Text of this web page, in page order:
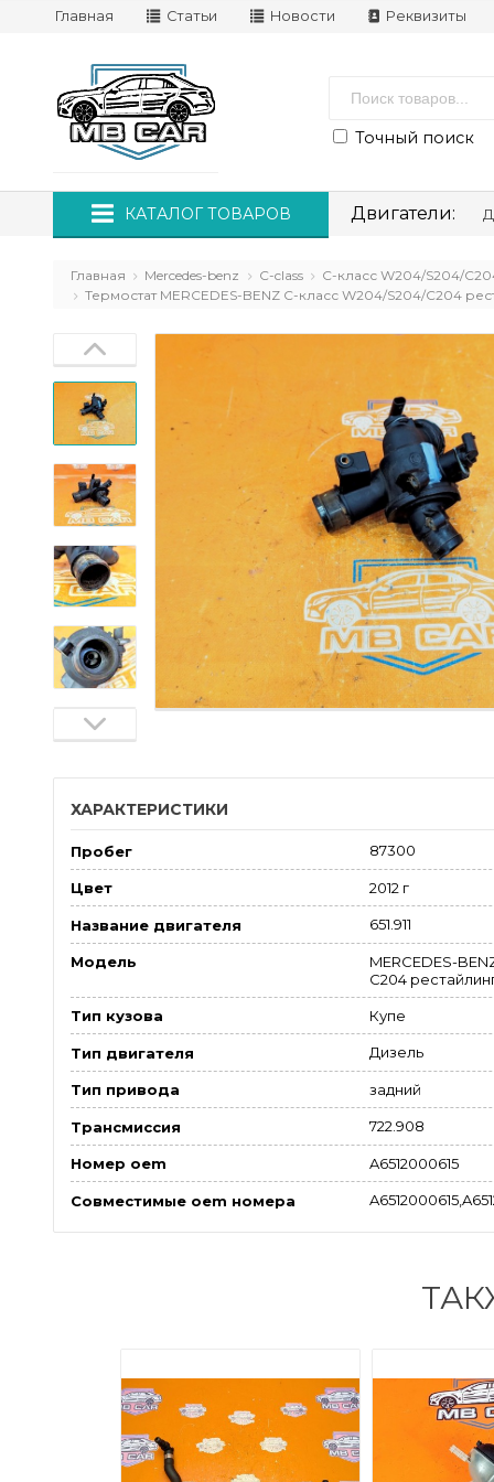
Главная Статьи Новости Реквизиты
Точный поиск
КАТАЛОГ ТОВАРОВ Двигатели:
Главная Mercedes-benz C-class C-класс W204/S204/
Термостат MERCEDES-BENZ C-класс W204/S204/С204
ХАРАКТЕРИСТИКИ
Пробег 87300
Цвет 2012 г
Название двигателя 651.911
Модель
MERCEDES-
С204 рестайлинг
Тип кузова Купе
Тип двигателя Дизель
Тип привода задний
Трансмиссия 722.908
Номер oem A6512000615
Совместимые oem номера